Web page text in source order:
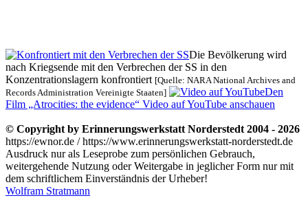
Die Bevölkerung wird
nach Kriegsende mit den Verbrechen der SS in den
Konzentrationslagern konfrontiert [Quelle: NARA National Archives and
Records Administration Vereinigte Staaten]
Den
Film „Atrocities: the evidence“ Video auf YouTube anschauen
© Copyright by Erinnerungswerkstatt Norderstedt 2004 - 2026
https://ewnor.de / https://www.erinnerungswerkstatt-norderstedt.de
Ausdruck nur als Leseprobe zum persönlichen Gebrauch,
weitergehende Nutzung oder Weitergabe in jeglicher Form nur mit
dem schriftlichem Einverständnis der Urheber!
Wolfram Stratmann